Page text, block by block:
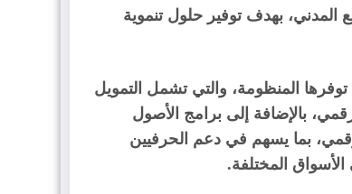
بهدف توفير حلول تنموية
المنظومة، والتي تشمل التمويل
بالإضافة إلى برامج الأصول
بما يسهم في دعم الحرفيين
المختلفة.